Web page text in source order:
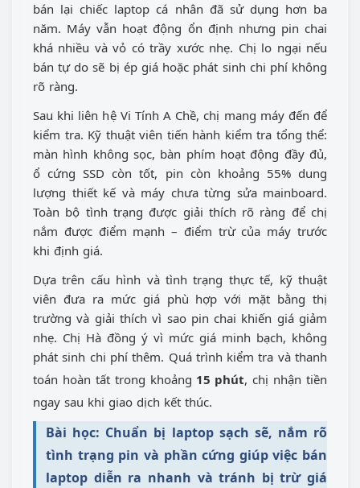
bán lại chiếc laptop cá nhân đã sử dụng hơn ba
năm. Máy vẫn hoạt động ổn định nhưng pin chai
khá nhiều và vỏ có trầy xước nhẹ. Chị lo ngại nếu
bán tự do sẽ bị ép giá hoặc phát sinh chi phí không
rõ ràng.
Sau khi liên hệ Vi Tính A Chề, chị mang máy đến để
kiểm tra. Kỹ thuật viên tiến hành kiểm tra tổng thể:
màn hình không sọc, bàn phím hoạt động đầy đủ,
ổ cứng SSD còn tốt, pin còn khoảng 55% dung
lượng thiết kế và máy chưa từng sửa mainboard.
Toàn bộ tình trạng được giải thích rõ ràng để chị
nắm được điểm mạnh – điểm trừ của máy trước
khi định giá.
Dựa trên cấu hình và tình trạng thực tế, kỹ thuật
viên đưa ra mức giá phù hợp với mặt bằng thị
trường và giải thích vì sao pin chai khiến giá giảm
nhẹ. Chị Hà đồng ý vì mức giá minh bạch, không
phát sinh chi phí thêm. Quá trình kiểm tra và thanh
toán hoàn tất trong khoảng 15 phút, chị nhận tiền
ngay sau khi giao dịch kết thúc.
Bài học: Chuẩn bị laptop sạch sẽ, nắm rõ
tình trạng pin và phần cứng giúp việc bán
laptop diễn ra nhanh và tránh bị trừ giá